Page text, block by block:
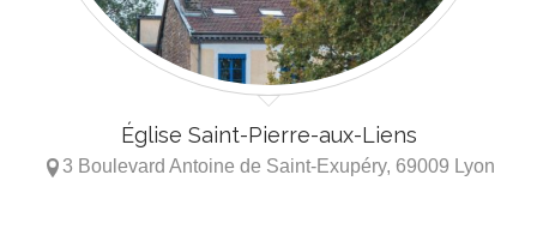
Église Saint-Pierre-aux-Liens
3 Boulevard Antoine de Saint-Exupéry, 69009 Lyon